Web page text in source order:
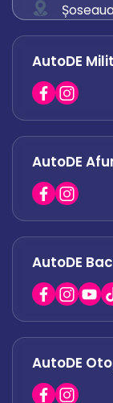
0742
AutoDE
0758
AutoDE
0751
AutoDE
0730
AutoDE